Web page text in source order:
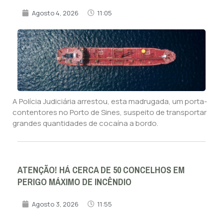
Agosto 4, 2026 11:05
A Polícia Judiciária arrestou, esta madrugada, um porta-
contentores no Porto de Sines, suspeito de transportar
grandes quantidades de cocaína a bordo.
ATENÇÃO! HÁ CERCA DE 50 CONCELHOS EM
PERIGO MÁXIMO DE INCÊNDIO
Agosto 3, 2026 11:55